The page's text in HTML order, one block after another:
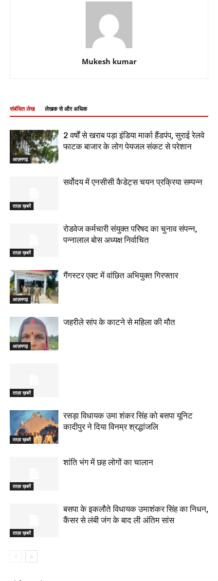
Mukesh kumar
संबंधित लेख लेखक से और अधिक
आज़मगढ़
2 वर्षों से खराब पड़ा इंडिया मार्का हैंडपंप, सुराई रेलवे
फाटक बाजार के लोग पेयजल संकट से परेशान
ताज़ा ख़बरें
सर्वोदय में एनसीसी कैडेट्स चयन प्रक्रिया सम्पन्न
ताज़ा ख़बरें
रोडवेज कर्मचारी संयुक्त परिषद का चुनाव संपन्न,
पन्नालाल बोस अध्यक्ष निर्वाचित
आज़मगढ़
गैंगस्टर एक्ट में वांछित अभियुक्त गिरफ्तार
आज़मगढ़
जहरीले सांप के काटने से महिला की मौत
ताज़ा ख़बरें
ताज़ा ख़बरें
रसड़ा विधायक उमा शंकर सिंह को बसपा यूनिट
कादीपुर ने दिया विनम्र श्रद्धांजलि
ताज़ा ख़बरें
शांति भंग में छह लोगों का चालान
ताज़ा ख़बरें
बसपा के इकलौते विधायक उमाशंकर सिंह का निधन,
कैंसर से लंबी जंग के बाद ली अंतिम सांस